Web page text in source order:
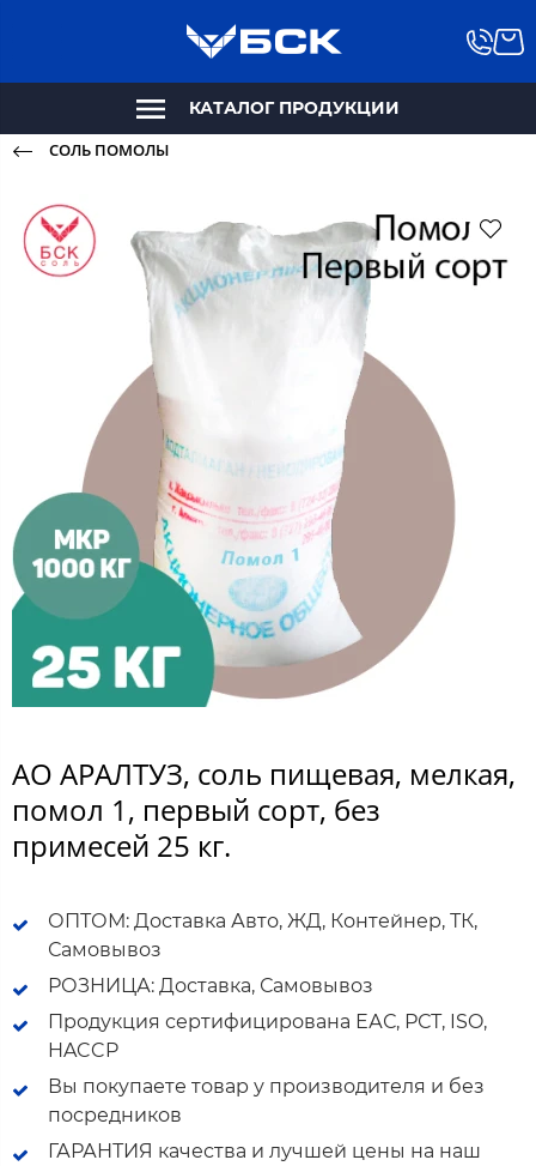
КАТАЛОГ ПРОДУКЦИИ
СОЛЬ ПОМОЛЫ
АО АРАЛТУЗ, соль пищевая, мелкая,
помол 1, первый сорт, без
примесей 25 кг.
ОПТОМ: Доставка Авто, ЖД, Контейнер, ТК,
Самовывоз
РОЗНИЦА: Доставка, Самовывоз
Продукция сертифицирована ЕАС, РСТ, ISO,
HACCP
Вы покупаете товар у производителя и без
посредников
ГАРАНТИЯ качества и лучшей цены на наш